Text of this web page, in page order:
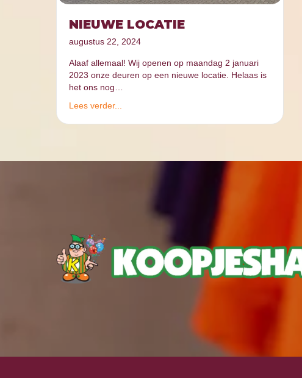
NIEUWE LOCATIE
augustus 22, 2024
Alaaf allemaal! Wij openen op maandag 2 januari
2023 onze deuren op een nieuwe locatie. Helaas is
het ons nog…
Lees verder...